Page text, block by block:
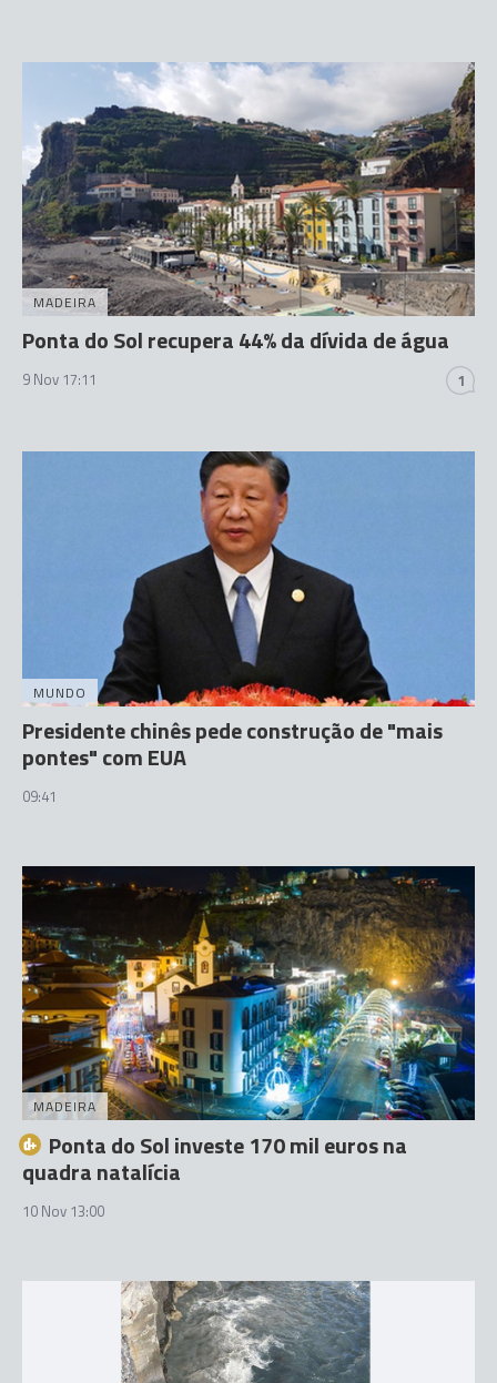
MADEIRA
Ponta do Sol recupera 44% da dívida de água
9 Nov 17:11 1
MUNDO
Presidente chinês pede construção de "mais
pontes" com EUA
09:41
MADEIRA
Ponta do Sol investe 170 mil euros na
quadra natalícia
10 Nov 13:00